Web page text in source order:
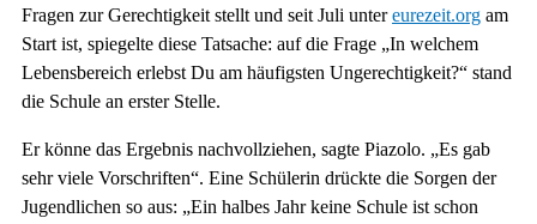
Fragen zur Gerechtigkeit stellt und seit Juli untereurezeit.org am
Start ist, spiegelte diese Tatsache: auf die Frage „In welchem
Lebensbereich erlebst Du am häufigsten Ungerechtigkeit?“ stand
die Schule an erster Stelle.
Er könne das Ergebnis nachvollziehen, sagte Piazolo. „Es gab
sehr viele Vorschriften“. Eine Schülerin drückte die Sorgen der
Jugendlichen so aus: „Ein halbes Jahr keine Schule ist schon